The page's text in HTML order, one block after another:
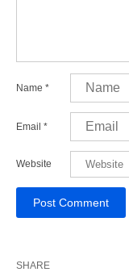
Name *
Email *
Website
SHARE